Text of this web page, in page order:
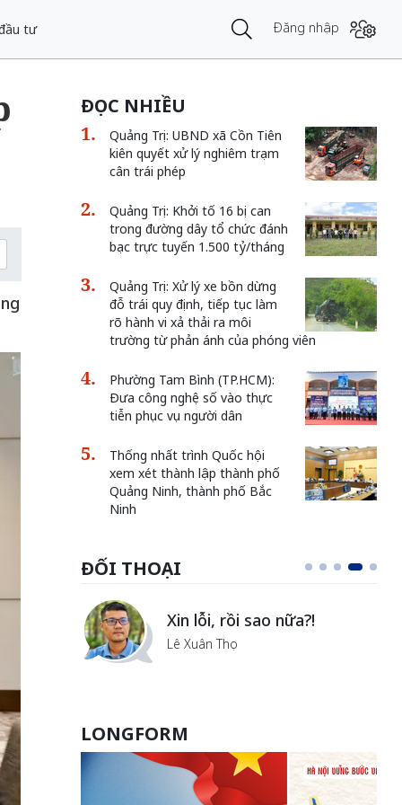
tư Đăng nhập
ĐỌC NHIỀU
Quảng Trị: UBND xã Cồn Tiên
kiên quyết xử lý nghiêm trạm
cân trái phép
Quảng Trị: Khởi tố 16 bị can
trong đường dây tổ chức đánh
bạc trực tuyến 1.500 tỷ/tháng
Quảng Trị: Xử lý xe bồn dừng
đỗ trái quy định, tiếp tục làm
rõ hành vi xả thải ra môi
trường từ phản ánh của phóng viên
Phường Tam Bình (TP.HCM):
Đưa công nghệ số vào thực
tiễn phục vụ người dân
Thống nhất trình Quốc hội
xem xét thành lập thành phố
Quảng Ninh, thành phố Bắc
Ninh
ĐỐI THOẠI
Xin lỗi, rồi sao nữa?!
Lê Xuân Thọ
LONGFORM